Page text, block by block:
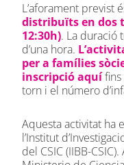
L’aforament previst
distribuïts en dos
12:30h). La duració
d’una hora.
per a famílies
inscripcióaquífins
torn i el número
Aquesta activitat ha
l’Institut
del CSIC (IIBB-